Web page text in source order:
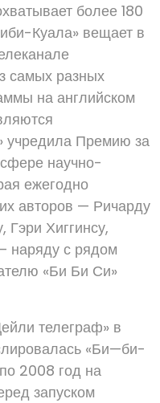
более 180
Куала» вещает в
самых разных
на английском
учредила Премию за
научно-
ежегодно
авторов — Ричарду
Гэри Хиггинсу,
наряду с рядом
«Би Би Си»
телеграф» в
«Би—би-
2008 год на
запуском